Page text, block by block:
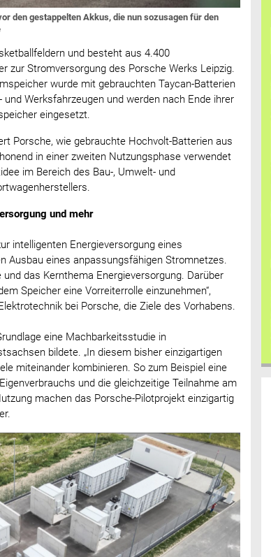
den gestappelten Akkus, die nun sozusagen für den
und besteht aus 4.400
zur Stromversorgung des Porsche Werks Leipzig.
wurde mit gebrauchten Taycan-Batterien
Werksfahrzeugen und werden nach Ende ihrer
eingesetzt.
Porsche, wie gebrauchte Hochvolt-Batterien aus
in einer zweiten Nutzungsphase verwendet
im Bereich des Bau-, Umwelt- und
und mehr
intelligenten Energieversorgung eines
Ausbau eines anpassungsfähigen Stromnetzes.
das Kernthema Energieversorgung. Darüber
Speicher eine Vorreiterrolle einzunehmen“,
bei Porsche, die Ziele des Vorhabens.
eine Machbarkeitsstudie in
bildete. „In diesem bisher einzigartigen
miteinander kombinieren. So zum Beispiel eine
und die gleichzeitige Teilnahme am
machen das Porsche-Pilotprojekt einzigartig